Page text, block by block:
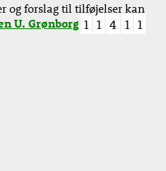
og forslag til tilføjelser kan
U. Grønborg 1 1 4 1 1